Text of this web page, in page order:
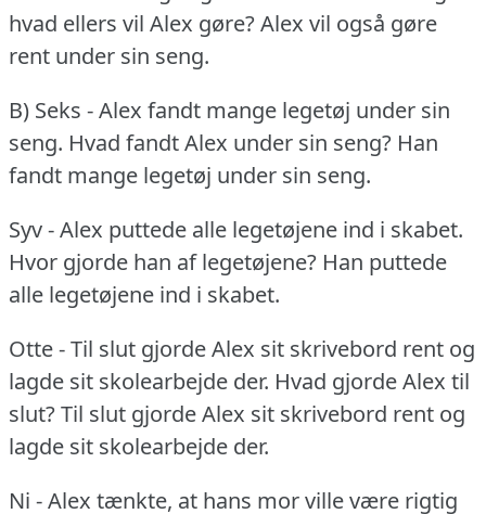
hvad ellers vil Alex gøre?Alex vil også gøre
rent under sin seng.
B) Seks - Alex fandt mange legetøj under sin
seng. Hvad fandt Alex under sin seng? Han
fandt mange legetøj under sin seng.
Syv - Alex puttede alle legetøjene ind i skabet.
Hvor gjorde han af legetøjene? Han puttede
alle legetøjene ind i skabet.
Otte - Til slut gjorde Alex sit skrivebord rent og
lagde sit skolearbejde der. Hvad gjorde Alex til
slut?Til slut gjorde Alex sit skrivebord rent og
lagde sit skolearbejde der.
Ni - Alex tænkte, at hans mor ville være rigtig